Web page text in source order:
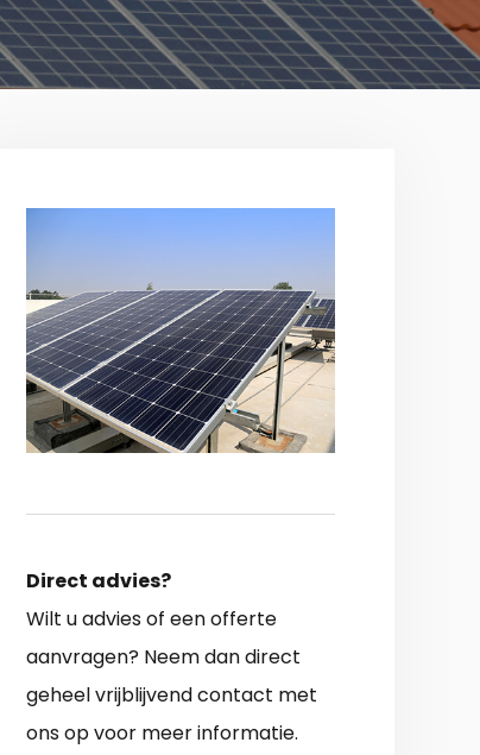
Direct advies?
Wilt u advies of een offerte
aanvragen? Neem dan direct
geheel vrijblijvend contact met
ons op voor meer informatie.